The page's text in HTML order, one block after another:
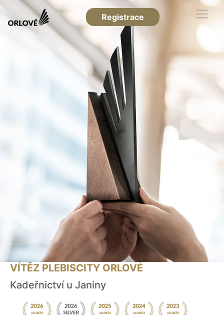
Registrace
VÍTĚZ PLEBISCITY ORLOVÉ
Kadeřnictví u Janiny